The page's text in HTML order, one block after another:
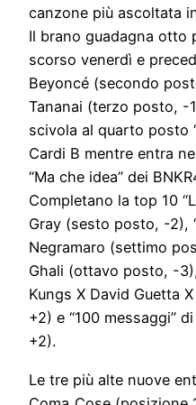
canzone più ascoltata
Il brano guadagna otto
scorso venerdì e
Beyoncé (secondo
Tananai (terzo posto, -
scivola al quarto posto
Cardi B mentre entra
“Ma che idea” dei
Completano la top 10
Gray (sesto posto, -2),
Negramaro (settimo
Ghali (ottavo posto, -
Kungs X David Guetta
+2) e “100 messaggi”
+2).
Le tre più alte nuove